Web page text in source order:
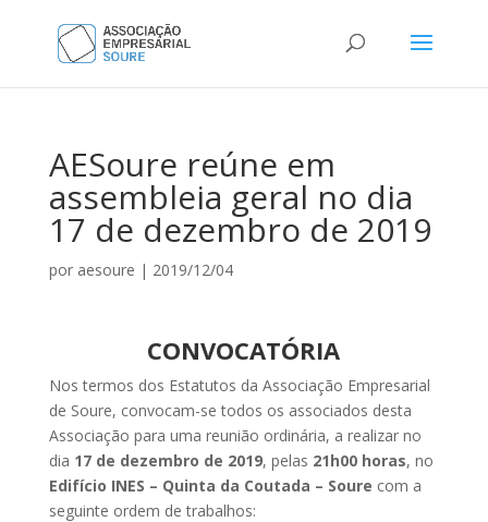
AESoure reúne em
assembleia geral no dia
17 de dezembro de 2019
por aesoure | 2019/12/04
CONVOCATÓRIA
Nos termos dos Estatutos da Associação Empresarial
de Soure, convocam-se todos os associados desta
Associação para uma reunião ordinária, a realizar no
dia 17 de dezembro de 2019, pelas 21h00 horas, no
Edifício INES – Quinta da Coutada – Soure com a
seguinte ordem de trabalhos: